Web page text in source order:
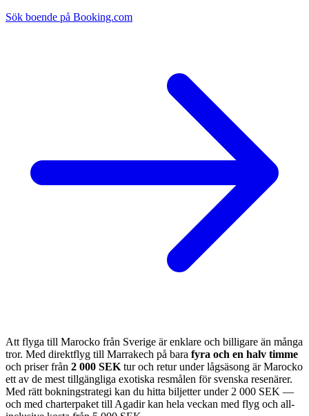
Sök boende på Booking.com
Att flyga till Marocko från Sverige är enklare och billigare än många
tror. Med direktflyg till Marrakech på bara fyra och en halv timme
och priser från 2 000 SEK tur och retur under lågsäsong är Marocko
ett av de mest tillgängliga exotiska resmålen för svenska resenärer.
Med rätt bokningstrategi kan du hitta biljetter under 2 000 SEK —
och med charterpaket till Agadir kan hela veckan med flyg och all-